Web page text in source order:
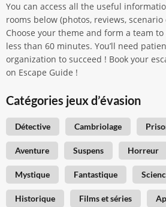
You can access all the useful
rooms below (photos, reviews,
Choose your theme and form a team
less than 60 minutes. You’ll need
organization to succeed ! Book your
on Escape Guide !
Catégories jeux d’évasion
Détective Cambriolage
Aventure Suspens Horreur
Mystique Fantastique
Historique Films et séries